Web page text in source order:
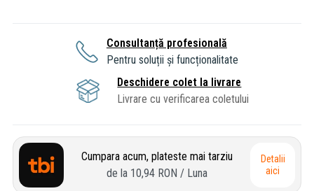
Consultanță profesională
Pentru soluții și funcționalitate
Deschidere colet la livrare
Livrare cu verificarea coletului
Cumpara acum, plateste mai tarziu
de la 10,94 RON / Luna
Detalii
aici